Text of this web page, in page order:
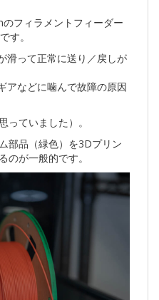
フィラメントフィーダー
す。
滑って正常に送り／戻しが
アなどに噛んで故障の原因
っていました）。
部品（緑色）を3Dプリン
のが一般的です。